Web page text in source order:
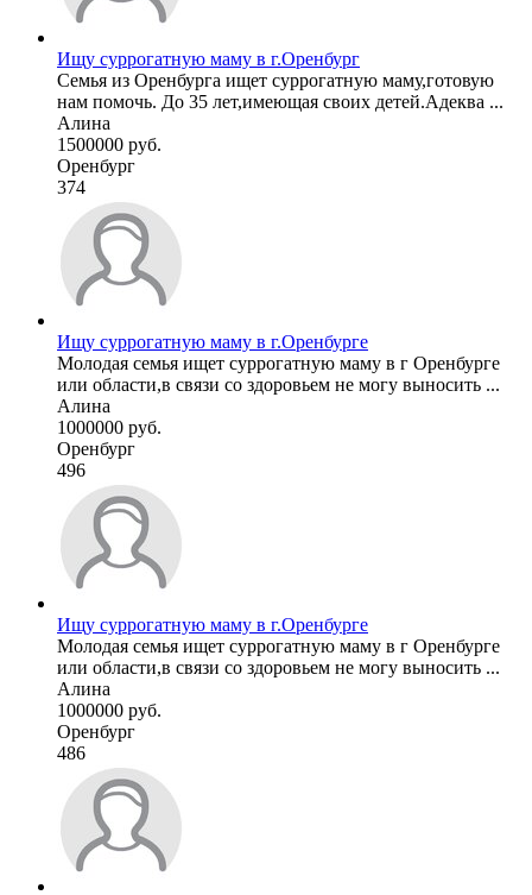
Ищу суррогатную маму в г.Оренбург
Семья из Оренбурга ищет суррогатную маму,готовую
нам помочь. До 35 лет,имеющая своих детей.Адеква ...
Алина
1500000 руб.
Оренбург
374
Ищу суррогатную маму в г.Оренбурге
Молодая семья ищет суррогатную маму в г Оренбурге
или области,в связи со здоровьем не могу выносить ...
Алина
1000000 руб.
Оренбург
496
Ищу суррогатную маму в г.Оренбурге
Молодая семья ищет суррогатную маму в г Оренбурге
или области,в связи со здоровьем не могу выносить ...
Алина
1000000 руб.
Оренбург
486